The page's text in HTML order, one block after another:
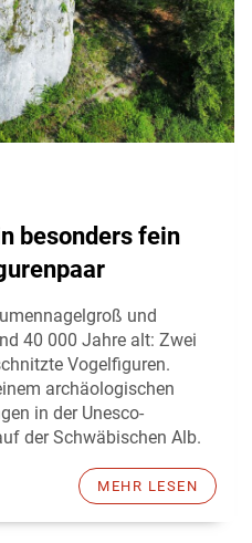
besonders fein
und
40 000 Jahre alt: Zwei
Vogelfiguren.
archäologischen
in der Unesco-
der Schwäbischen Alb.
MEHR LESEN